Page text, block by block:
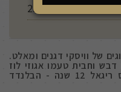
230
12 שנה מורכב מ 35 סוגים של וויסקי דגנים ומאלט.
וחבית טעמו אגוזי לוז
חמאה וניל ופירות מעודנת. שיבאס ריגאל 12 שנה - הבלנדד